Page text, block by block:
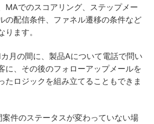
MAでのスコアリング、ステップメー
の配信条件、ファネル遷移の条件など
ります。
月の間に、製品Aについて電話で問い
に、その後のフォローアップメールを
たロジックを組み立てることもできま
案件のステータスが変わっていない場